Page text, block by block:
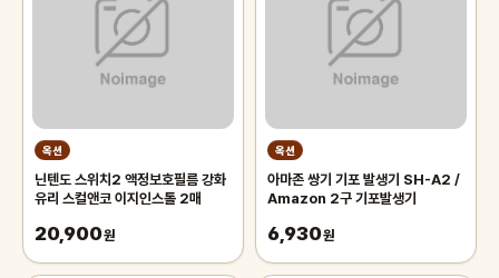
옥션
닌텐도 스위치2 액정보호필름 강화
유리 스컬앤코 이지인스톨 2매
20,900원
옥션
아마존 쌍기 기포 발생기 SH-A2 /
Amazon 2구 기포발생기
6,930원